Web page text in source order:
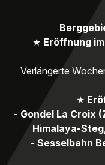
★ Eröffnung
Verlängerte
★
- Gondel La Croix
Himalaya-
- Sesselbahn